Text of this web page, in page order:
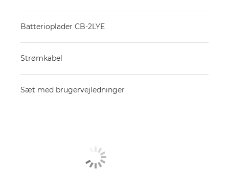
Batterioplader CB-2LYE
Strømkabel
Sæt med brugervejledninger